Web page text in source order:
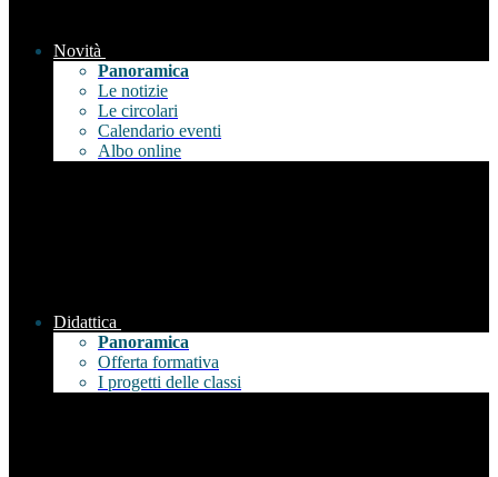
Novità
Panoramica
Le notizie
Le circolari
Calendario eventi
Albo online
Didattica
Panoramica
Offerta formativa
I progetti delle classi